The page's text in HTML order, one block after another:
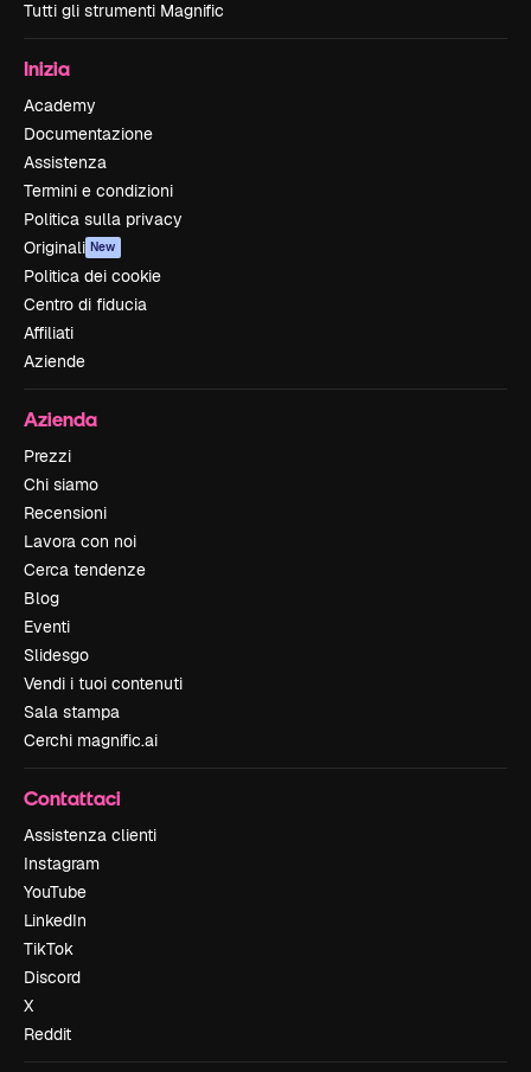
Tutti gli strumenti Magnific
Inizia
Academy
Documentazione
Assistenza
Termini e condizioni
Politica sulla privacy
Originali New
Politica dei cookie
Centro di fiducia
Affiliati
Aziende
Azienda
Prezzi
Chi siamo
Recensioni
Lavora con noi
Cerca tendenze
Blog
Eventi
Slidesgo
Vendi i tuoi contenuti
Sala stampa
Cerchi magnific.ai
Contattaci
Assistenza clienti
Instagram
YouTube
LinkedIn
TikTok
Discord
X
Reddit